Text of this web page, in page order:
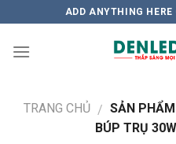
to
content
ADD ANYTHING
TRANG CHỦ / SẢN
BÚP TRỤ